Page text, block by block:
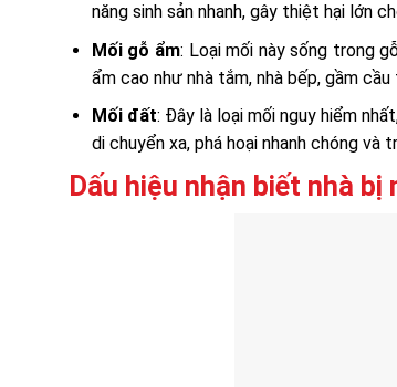
năng sinh sản nhanh, gây thiệt hại lớn
Mối gỗ ẩm: Loại mối này sống trong
ẩm cao như nhà tắm, nhà bếp, gầm
Mối đất: Đây là loại mối nguy hiểm
di chuyển xa, phá hoại nhanh chóng và
Dấu hiệu nhận biết nhà bị